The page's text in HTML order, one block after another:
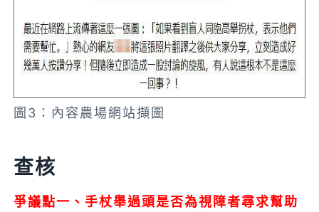
圖3：內容農場網站擷圖
查核
爭議點一、手杖舉過頭是否為視障者尋求幫助